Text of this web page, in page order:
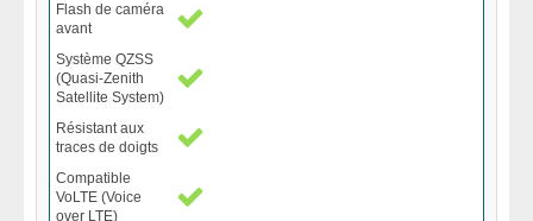
Flash de caméra
avant
Système QZSS
(Quasi-Zenith
Satellite System)
Résistant aux
traces de doigts
Compatible
VoLTE (Voice
over LTE)